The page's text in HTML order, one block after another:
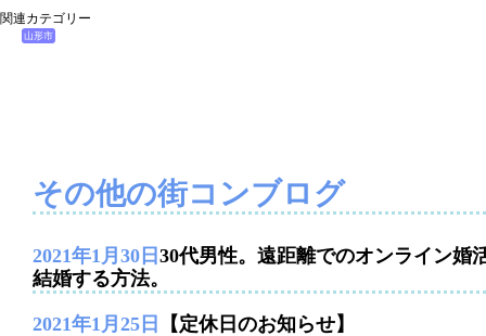
関連カテゴリー
山形市
その他の街コンブログ
2021年1月30日 30代男性。遠距離でのオンライン婚
結婚する方法。
2021年1月25日 【定休日のお知らせ】